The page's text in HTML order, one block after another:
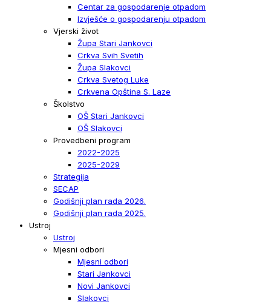
Centar za gospodarenje otpadom
Izvješće o gospodarenju otpadom
Vjerski život
Župa Stari Jankovci
Crkva Svih Svetih
Župa Slakovci
Crkva Svetog Luke
Crkvena Opština S. Laze
Školstvo
OŠ Stari Jankovci
OŠ Slakovci
Provedbeni program
2022-2025
2025-2029
Strategija
SECAP
Godišnji plan rada 2026.
Godišnji plan rada 2025.
Ustroj
Ustroj
Mjesni odbori
Mjesni odbori
Stari Jankovci
Novi Jankovci
Slakovci